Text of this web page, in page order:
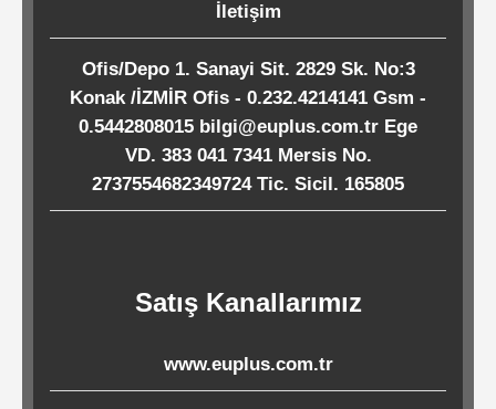
Köpük
Kaseler
Tabaklar
Ürünleri
İletişim
Ofis/Depo 1. Sanayi Sit. 2829 Sk. No:3
Konak /İZMİR Ofis - 0.232.4214141 Gsm -
0.5442808015 bilgi@euplus.com.tr Ege
VD. 383 041 7341 Mersis No.
2737554682349724 Tic. Sicil. 165805
Satış Kanallarımız
www.euplus.com.tr